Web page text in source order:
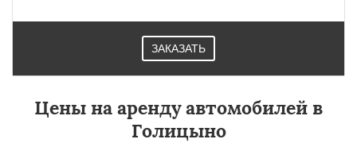
ЗАКАЗАТЬ
Цены на аренду автомобилей в
Голицыно